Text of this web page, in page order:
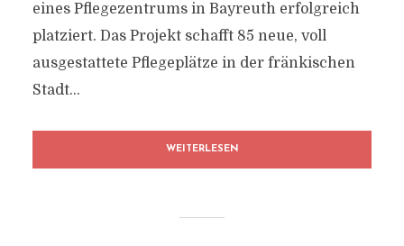
eines Pflegezentrums in Bayreuth erfolgreich
platziert. Das Projekt schafft 85 neue, voll
ausgestattete Pflegeplätze in der fränkischen
Stadt...
WEITERLESEN